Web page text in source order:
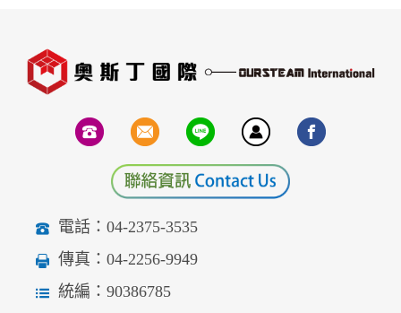
電話：04-2375-3535
傳真：04-2256-9949
統編：90386785